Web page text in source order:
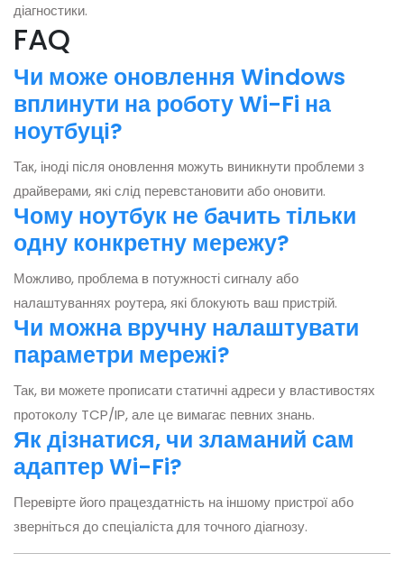
діагностики.
FAQ
Чи може оновлення Windows
вплинути на роботу Wi-Fi на
ноутбуці?
Так, іноді після оновлення можуть виникнути проблеми з
драйверами, які слід перевстановити або оновити.
Чому ноутбук не бачить тільки
одну конкретну мережу?
Можливо, проблема в потужності сигналу або
налаштуваннях роутера, які блокують ваш пристрій.
Чи можна вручну налаштувати
параметри мережі?
Так, ви можете прописати статичні адреси у властивостях
протоколу TCP/IP, але це вимагає певних знань.
Як дізнатися, чи зламаний сам
адаптер Wi-Fi?
Перевірте його працездатність на іншому пристрої або
зверніться до спеціаліста для точного діагнозу.